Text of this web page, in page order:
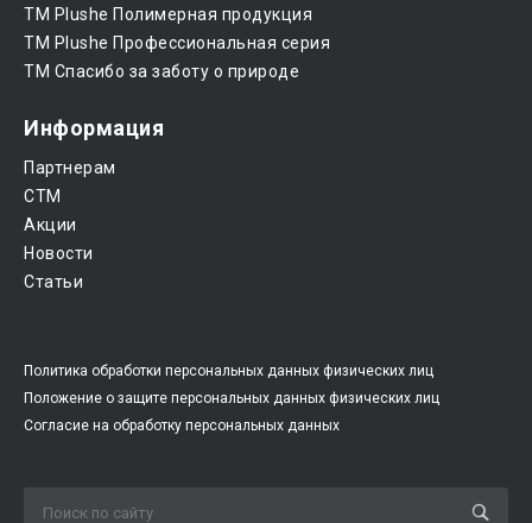
ТМ Plushe Полимерная продукция
ТМ Plushe Профессиональная серия
ТМ Спасибо за заботу о природе
Информация
Партнерам
CTM
Акции
Новости
Статьи
Политика обработки персональных данных физических лиц
Положение о защите персональных данных физических лиц
Согласие на обработку персональных данных